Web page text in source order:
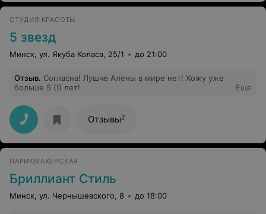
Парикмахерская ужасная, никому не советую.
СТУДИЯ КРАСОТЫ
5 звезд
Минск, ул. Якуба Коласа, 25/1 до 21:00
Отзыв. Согласна! Лушче Алены в мире нет! Хожу уже
больше 5 (!) лет!
Еще
Отзывы2
ПАРИКМАХЕРСКАЯ
Бриллиант Стиль
Минск, ул. Чернышевского, 8 до 18:00